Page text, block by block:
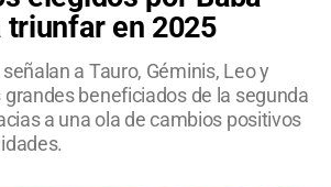
triunfar en 2025
a Tauro, Géminis, Leo y
beneficiados de la segunda
a una ola de cambios positivos